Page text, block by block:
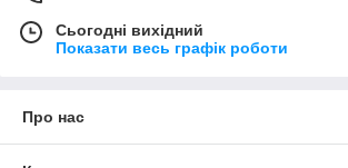
Сьогодні вихідний
Показати весь графік роботи
Про нас